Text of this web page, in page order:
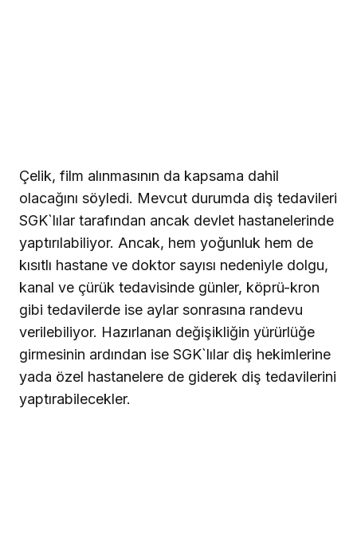
Çelik, film alınmasının da kapsama dahil
olacağını söyledi. Mevcut durumda diş tedavileri
SGK`lılar tarafından ancak devlet hastanelerinde
yaptırılabiliyor. Ancak, hem yoğunluk hem de
kısıtlı hastane ve doktor sayısı nedeniyle dolgu,
kanal ve çürük tedavisinde günler, köprü-kron
gibi tedavilerde ise aylar sonrasına randevu
verilebiliyor. Hazırlanan değişikliğin yürürlüğe
girmesinin ardından ise SGK`lılar diş hekimlerine
yada özel hastanelere de giderek diş tedavilerini
yaptırabilecekler.